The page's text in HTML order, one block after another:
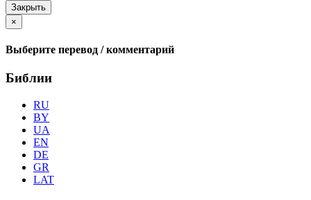
Закрыть
×
Выберите перевод / комментарий
Библии
RU
BY
UA
EN
DE
GR
LAT